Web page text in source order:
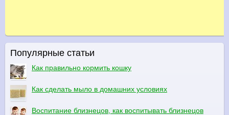
Популярные статьи
Как правильно кормить кошку
Как сделать мыло в домашних условиях
Воспитание близнецов, как воспитывать близнецов